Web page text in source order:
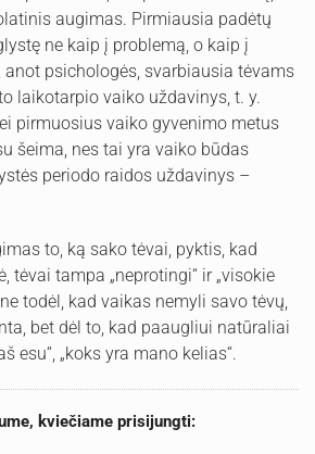
augimas. Pirmiausia padėtų
ne kaip į problemą, o kaip į
anot psichologės, svarbiausia tėvams
laikotarpio vaiko uždavinys, t. y.
pirmuosius vaiko gyvenimo metus
šeima, nes tai yra vaiko būdas
periodo raidos uždavinys –
to, ką sako tėvai, pyktis, kad
tėvai tampa „neprotingi“ ir „visokie
todėl, kad vaikas nemyli savo tėvų,
bet dėl to, kad paaugliui natūraliai
esu“, „koks yra mano kelias“.
kviečiame prisijungti: